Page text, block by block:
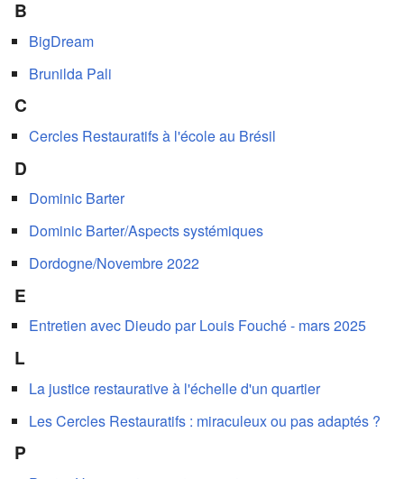
B
BigDream
Brunilda Pali
C
Cercles Restauratifs à l'école au Brésil
D
Dominic Barter
Dominic Barter/Aspects systémiques
Dordogne/Novembre 2022
E
Entretien avec Dieudo par Louis Fouché - mars 2025
L
La justice restaurative à l'échelle d'un quartier
Les Cercles Restauratifs : miraculeux ou pas adaptés ?
P